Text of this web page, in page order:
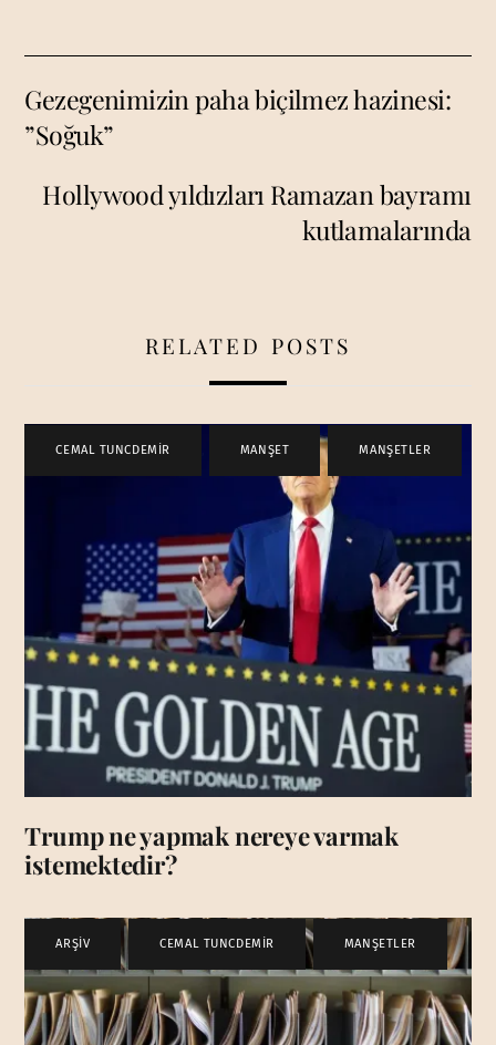
Gezegenimizin paha biçilmez hazinesi:
”Soğuk”
Hollywood yıldızları Ramazan bayramı
kutlamalarında
RELATED POSTS
CEMAL TUNCDEMİR MANŞET , MANŞETLER
Trump ne yapmak nereye varmak
istemektedir?
ARŞİV CEMAL TUNCDEMİR , MANŞETLER